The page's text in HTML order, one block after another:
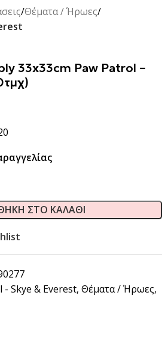
Θέματα / Ήρωες
33x33cm Paw Patrol –
ΣΤΟ ΚΑΛΆΘΙ
- Skye & Everest, Θέματα / Ήρωες,